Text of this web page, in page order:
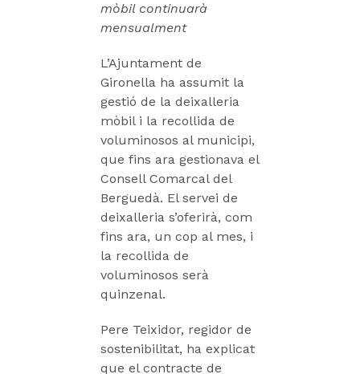
mòbil continuarà
mensualment
L’Ajuntament de
Gironella ha assumit la
gestió de la deixalleria
mòbil i la recollida de
voluminosos al municipi,
que fins ara gestionava el
Consell Comarcal del
Berguedà. El servei de
deixalleria s’oferirà, com
fins ara, un cop al mes, i
la recollida de
voluminosos serà
quinzenal.
Pere Teixidor, regidor de
sostenibilitat, ha explicat
que el contracte de